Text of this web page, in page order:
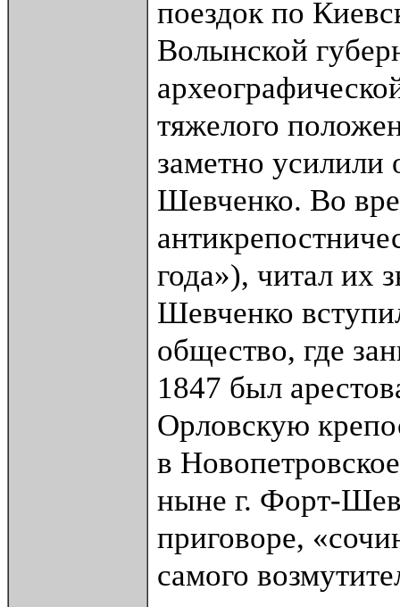
поездок по
Волынской
тяжелого
заметно усилили
Шевченко. Во
года»), читал их
Шевченко
общество, где
1847 был
Орловскую
в
ныне г. Форт-
приговоре,
самого